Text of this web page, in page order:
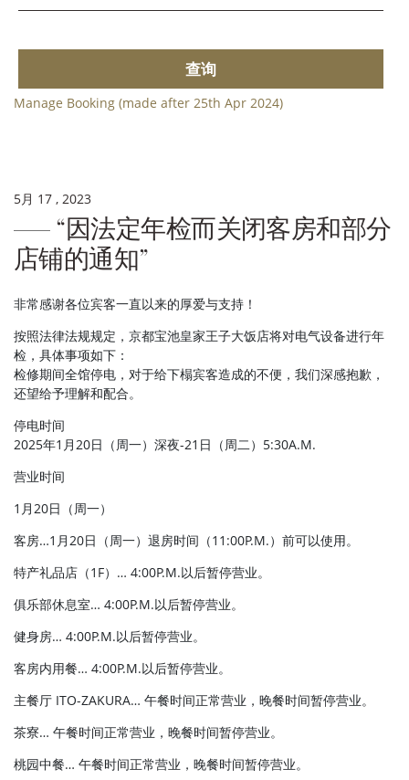
查询
Manage Booking (made after 25th Apr 2024)
5月 17 , 2023
“因法定年检而关闭客房和部分
店铺的通知”
非常感谢各位宾客一直以来的厚爱与支持！
按照法律法规规定，京都宝池皇家王子大饭店将对电气设备进行年
检，具体事项如下：
检修期间全馆停电，对于给下榻宾客造成的不便，我们深感抱歉，
还望给予理解和配合。
停电时间
2025年1月20日（周一）深夜-21日（周二）5:30A.M.
营业时间
1月20日（周一）
客房…1月20日（周一）退房时间（11:00P.M.）前可以使用。
特产礼品店（1F）… 4:00P.M.以后暂停营业。
俱乐部休息室… 4:00P.M.以后暂停营业。
健身房… 4:00P.M.以后暂停营业。
客房内用餐… 4:00P.M.以后暂停营业。
主餐厅 ITO-ZAKURA… 午餐时间正常营业，晚餐时间暂停营业。
茶寮… 午餐时间正常营业，晚餐时间暂停营业。
桃园中餐… 午餐时间正常营业，晚餐时间暂停营业。